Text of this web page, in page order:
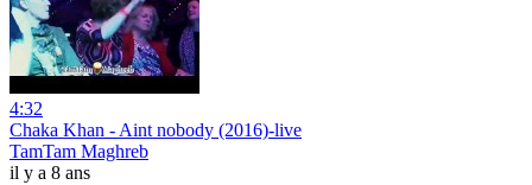
4:32
Chaka Khan - Aint nobody (2016)-live
TamTam Maghreb
il y a 8 ans